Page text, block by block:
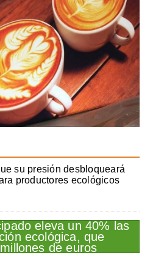
su presión desbloqueará
productores ecológicos